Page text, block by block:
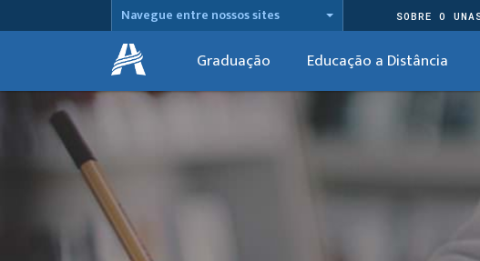
Navegue entre nossos sites SOBRE O
Graduação Educação a Distância